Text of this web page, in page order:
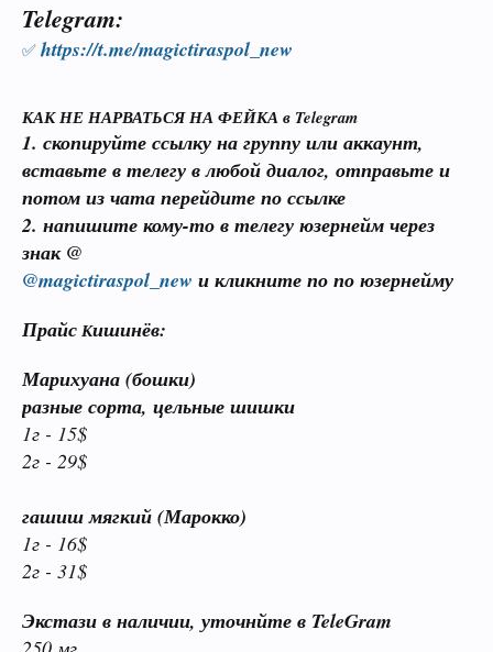
Telegram:
✅ https://t.me/magictiraspol_new
КАК НЕ НАРВАТЬСЯ НА ФЕЙКА в Telegram
1. скопируйте ссылку на группу или аккаунт,
вставьте в телегу в любой диалог, отправьте и
потом из чата перейдите по ссылке
2. напишите кому-то в телегу юзернейм через
знак @
@magictiraspol_new и кликните по по юзернейму
ПрайсКишинёв:
Марихуана (бошки)
разные сорта, цельные шишки
1г - 15$
2г - 29$
гашиш мягкий (Марокко)
1г - 16$
2г - 31$
Экстази в наличии, уточнйте в TeleGram